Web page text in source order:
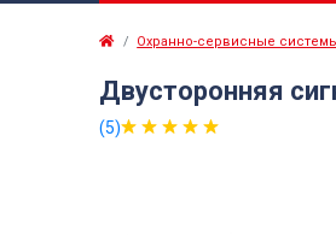
Охранно-сервисные
Двусторонняя
(5)